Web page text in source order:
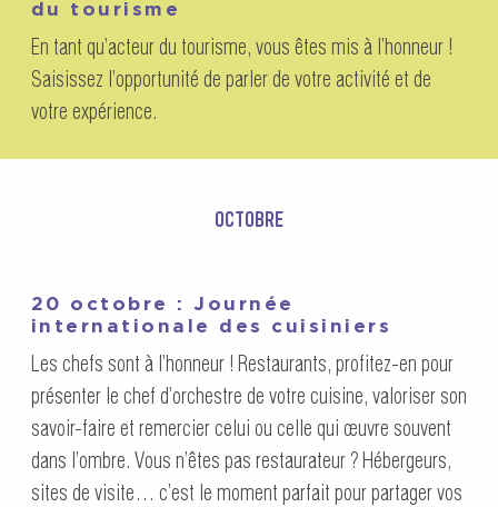
du tourisme
En tant qu’acteur du tourisme, vous êtes mis à l’honneur !
Saisissez l’opportunité de parler de votre activité et de
votre expérience.
OCTOBRE
20 octobre : Journée
internationale des cuisiniers
Les chefs sont à l’honneur ! Restaurants, profitez-en pour
présenter le chef d’orchestre de votre cuisine, valoriser son
savoir-faire et remercier celui ou celle qui œuvre souvent
dans l’ombre. Vous n’êtes pas restaurateur ? Hébergeurs,
sites de visite… c’est le moment parfait pour partager vos